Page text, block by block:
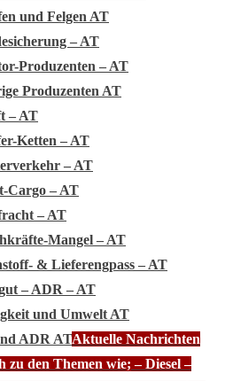
und Felgen AT
– AT
Produzenten – AT
Produzenten AT
– AT
Ketten – AT
– AT
Cargo – AT
– AT
Mangel – AT
& Lieferengpass – AT
– ADR – AT
und Umwelt AT
ADR ATAktuelle Nachrichten
zu den Themen wie; – Diesel –